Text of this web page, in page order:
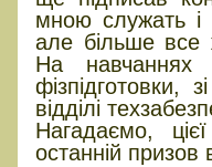
мною служать і
але більше все
На навчаннях
фізпідготовки,
відділі
Нагадаємо,
останній призов